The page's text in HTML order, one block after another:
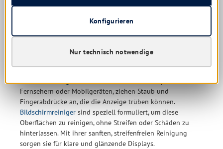
Für die unterschiedlichen Reinigungsanforderungen bieten
sich viele spezielle Lösungen in Form von
folgende Schonreiniger an:
Bildschirmreiniger: Bildschirme, sei es auf Computern,
Fernsehern oder Mobilgeräten, ziehen Staub und
Fingerabdrücke an, die die Anzeige trüben können.
Bildschirmreiniger sind speziell formuliert, um diese
Oberflächen zu reinigen, ohne Streifen oder Schäden zu
hinterlassen. Mit ihrer sanften, streifenfreien Reinigung
sorgen sie für klare und glänzende Displays.
Nur technisch notwendige
Konfigurieren